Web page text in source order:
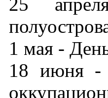
1 мая -
18 июня -